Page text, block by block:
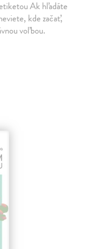
Ak hľadáte
kde začať,
voľbou.